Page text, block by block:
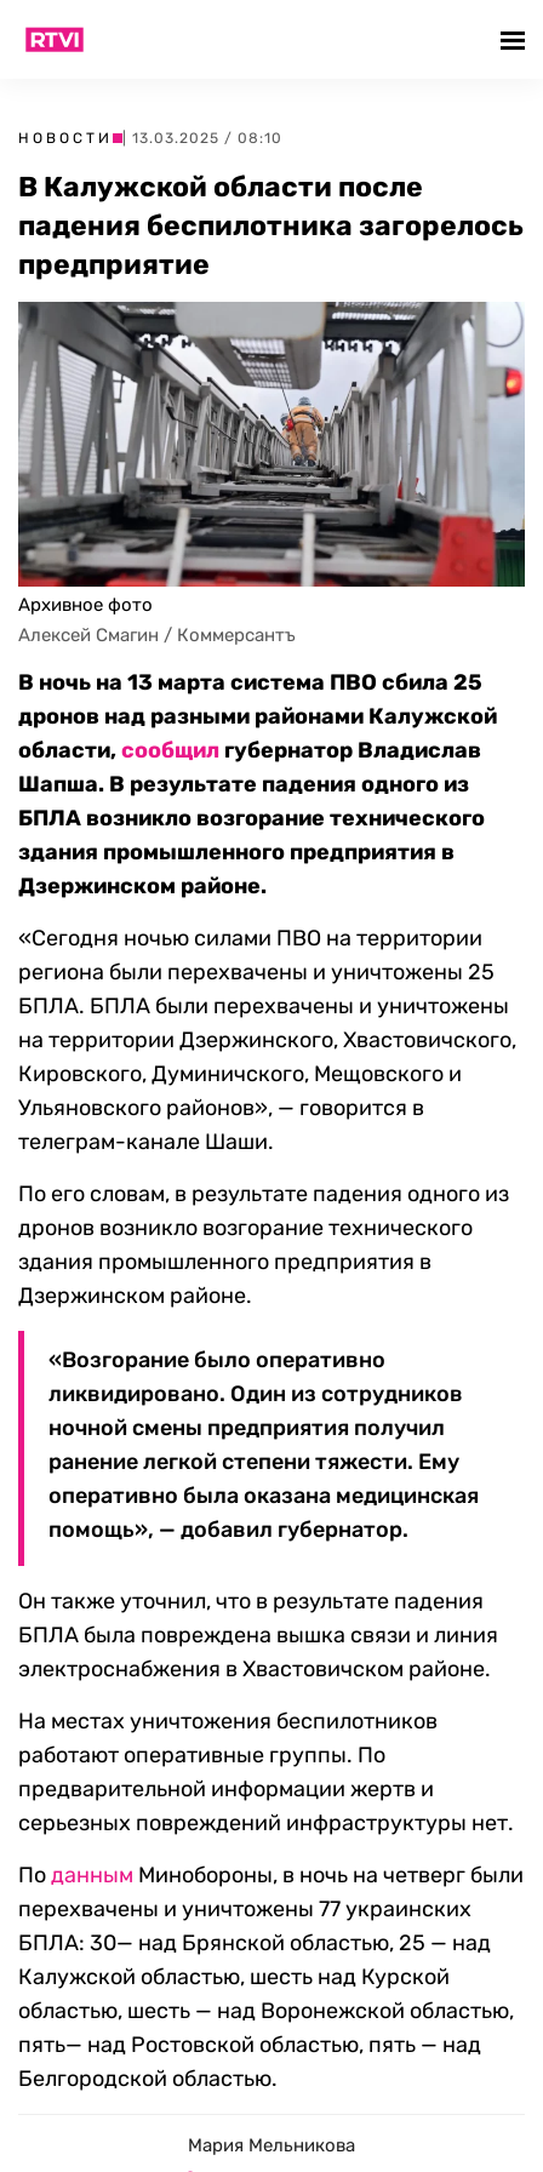
НОВОСТИ | 13.03.2025 / 08:10
В Калужской области после
падения беспилотника загорелось
предприятие
Архивное фото
Алексей Смагин / Коммерсантъ
В ночь на 13 марта система ПВО сбила 25
дронов над разными районами Калужской
области,сообщил губернатор Владислав
Шапша. В результате падения одного из
БПЛА возникло возгорание технического
здания промышленного предприятия в
Дзержинском районе.
«Сегодня ночью силами ПВО на территории
региона были перехвачены и уничтожены 25
БПЛА. БПЛА были перехвачены и уничтожены
на территории Дзержинского, Хвастовичского,
Кировского, Думиничского, Мещовского и
Ульяновского районов», — говорится в
телеграм-канале Шаши.
По его словам, в результате падения одного из
дронов возникло возгорание технического
здания промышленного предприятия в
Дзержинском районе.
«Возгорание было оперативно
ликвидировано. Один из сотрудников
ночной смены предприятия получил
ранение легкой степени тяжести. Ему
оперативно была оказана медицинская
помощь», — добавил губернатор.
Он также уточнил, что в результате падения
БПЛА была повреждена вышка связи и линия
электроснабжения в Хвастовичском районе.
На местах уничтожения беспилотников
работают оперативные группы. По
предварительной информации жертв и
серьезных повреждений инфраструктуры нет.
Поданным Минобороны, в ночь на четверг были
перехвачены и уничтожены 77 украинских
БПЛА: 30— над Брянской областью, 25 — над
Калужской областью, шесть над Курской
областью, шесть — над Воронежской областью,
пять— над Ростовской областью, пять — над
Белгородской областью.
Мария Мельникова